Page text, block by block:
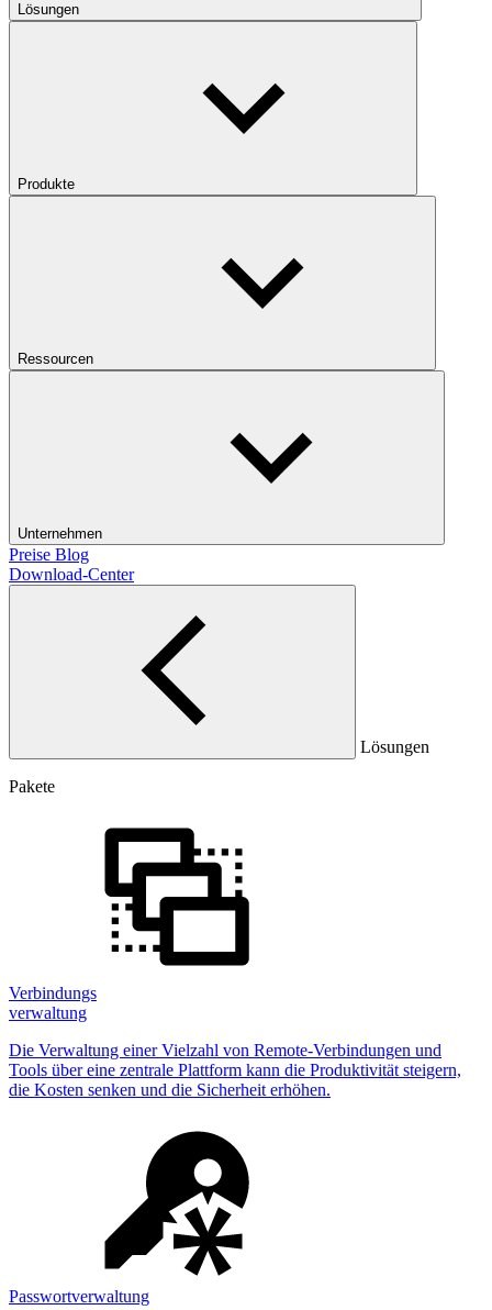
Lösungen
Produkte
Ressourcen
Unternehmen
Preise Blog
Download-Center
Lösungen
Pakete
Verbindungs
verwaltung
Die Verwaltung einer Vielzahl von Remote-Verbindungen und
Tools über eine zentrale Plattform kann die Produktivität steigern,
die Kosten senken und die Sicherheit erhöhen.
Passwortverwaltung